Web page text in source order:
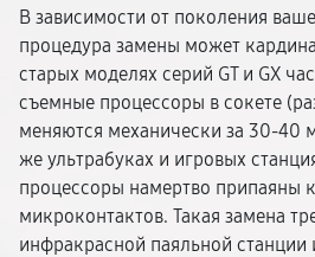
В зависимости от поколения
процедура замены может
старых моделях серий GT и GX
съемные процессоры в сокете
меняются механически за 30-40
же ультрабуках и игровых
процессоры намертво припаяны
микроконтактов. Такая замена
инфракрасной паяльной станции